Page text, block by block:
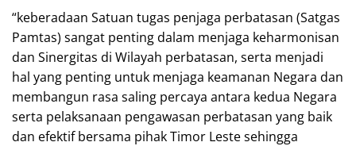
“keberadaan Satuan tugas penjaga perbatasan (Satgas
Pamtas) sangat penting dalam menjaga keharmonisan
dan Sinergitas di Wilayah perbatasan, serta menjadi
hal yang penting untuk menjaga keamanan Negara dan
membangun rasa saling percaya antara kedua Negara
serta pelaksanaan pengawasan perbatasan yang baik
dan efektif bersama pihak Timor Leste sehingga